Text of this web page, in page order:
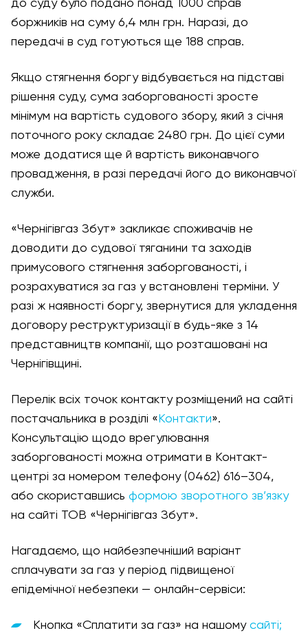
до суду було подано понад 1000 справ
боржників на суму 6,4 млн грн. Наразі, до
передачі в суд готуються ще 188 справ.
Якщо стягнення боргу відбувається на підставі
рішення суду, сума заборгованості зросте
мінімум на вартість судового збору, який з січня
поточного року складає 2480 грн. До цієї суми
може додатися ще й вартість виконавчого
провадження, в разі передачі його до виконавчої
служби.
«Чернігівгаз Збут» закликає споживачів не
доводити до судової тяганини та заходів
примусового стягнення заборгованості, і
розрахуватися за газ у встановлені терміни. У
разі ж наявності боргу, звернутися для укладення
договору реструктуризації в будь-яке з 14
представництв компанії, що розташовані на
Чернігівщині.
Перелік всіх точок контакту розміщений на сайті
постачальника в розділі « Контакти».
Консультацію щодо врегулювання
заборгованості можна отримати в Контакт-
центрі за номером телефону (0462) 616–304,
або скориставшись формою зворотного зв’язку
на сайті ТОВ «Чернігівгаз Збут».
Нагадаємо, що найбезпечніший варіант
сплачувати за газ у період підвищеної
епідемічної небезпеки — онлайн-сервіси:
Кнопка «Сплатити за газ» на нашому сайті;